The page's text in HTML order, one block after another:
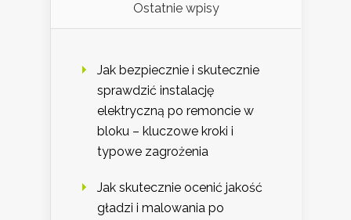
Ostatnie wpisy
Jak bezpiecznie i skutecznie
sprawdzić instalację
elektryczną po remoncie w
bloku – kluczowe kroki i
typowe zagrożenia
Jak skutecznie ocenić jakość
gładzi i malowania po